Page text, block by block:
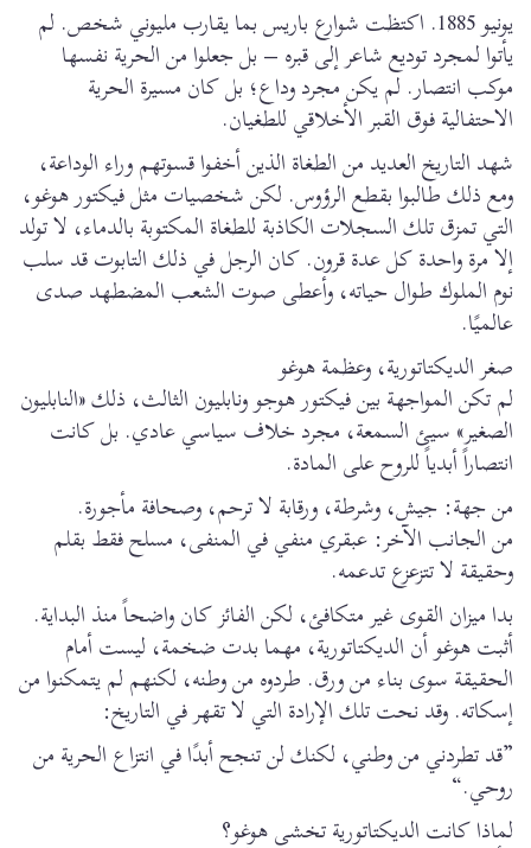
يونيو 1885. اكتظت شوارع باريس بما يقارب مليوني شخص. لم
يأتوا لمجرد توديع شاعر إلى قبره – بل جعلوا من الحرية نفسها
موكب انتصار. لم يكن مجرد وداع؛ بل كان مسيرة الحرية
الاحتفالية فوق القبر الأخلاقي للطغيان.
شهد التاريخ العديد من الطغاة الذين أخفوا قسوتهم وراء الوداعة،
ومع ذلك طالبوا بقطع الرؤوس. لكن شخصيات مثل فيكتور هوغو،
التي تمزق تلك السجلات الكاذبة للطغاة المكتوبة بالدماء، لا تولد
إلا مرة واحدة كل عدة قرون. كان الرجل في ذلك التابوت قد سلب
نوم الملوك طوال حياته، وأعطى صوت الشعب المضطهد صدى
عالميًا.
صغر الديكتاتورية، وعظمة هوغو
لم تكن المواجهة بين فيكتور هوجو ونابليون الثالث، ذلك «النابليون
الصغير» سيئ السمعة، مجرد خلاف سياسي عادي. بل كانت
انتصاراً أبدياً للروح على المادة.
من جهة: جيش، وشرطة، ورقابة لا ترحم، وصحافة مأجورة.
من الجانب الآخر: عبقري منفي في المنفى، مسلح فقط بقلم
وحقيقة لا تتزعزع تدعمه.
بدا ميزان القوى غير متكافئ، لكن الفائز كان واضحاً منذ البداية.
أثبت هوغو أن الديكتاتورية، مهما بدت ضخمة، ليست أمام
الحقيقة سوى بناء من ورق. طردوه من وطنه، لكنهم لم يتمكنوا من
إسكاته. وقد نحت تلك الإرادة التي لا تقهر في التاريخ:
”قد تطردني من وطني، لكنك لن تنجح أبدًا في انتزاع الحرية من
روحي.“
لماذا كانت الديكتاتورية تخشى هوغو؟